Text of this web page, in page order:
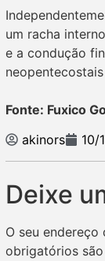
um racha
e a condução
Fonte: Fuxico
akinors
10/
Deixe
O seu
obrigatórios